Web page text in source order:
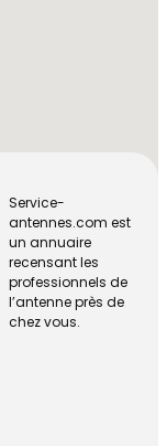
Service-
antennes.com est
un annuaire
recensant les
professionnels de
l’antenne près de
chez vous.